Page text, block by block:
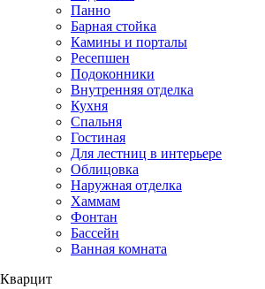
Панно
Барная стойка
Камины и порталы
Ресепшен
Подоконники
Внутренняя отделка
Кухня
Спальня
Гостиная
Для лестниц в интерьере
Облицовка
Наружная отделка
Хаммам
Фонтан
Бассейн
Ванная комната
Кварцит